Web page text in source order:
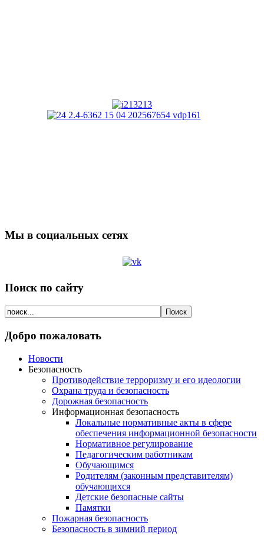
Мы в социальных сетях
Поиск по сайту
Добро пожаловать
Новости
Безопасность
Противодействие терроризму и его идеологии
Охрана труда и безопасность
Дорожная безопасность
Информационная безопасность
Локальные нормативные акты в сфере
обеспечения информационной безопасности
Нормативное регулирование
Педагогическим работникам
Обучающимся
Родителям (законным представителям)
обучающихся
Детские безопасные сайты
Памятки
Пожарная безопасность
Безопасность в зимний период